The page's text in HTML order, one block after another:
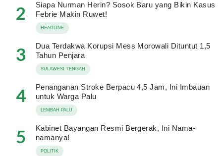
2
Siapa Nurman Herin? Sosok Baru yang Bikin Kasus
Febrie Makin Ruwet!
HEADLINE
3
Dua Terdakwa Korupsi Mess Morowali Dituntut 1,5
Tahun Penjara
SULAWESI TENGAH
4
Penanganan Stroke Berpacu 4,5 Jam, Ini Imbauan
untuk Warga Palu
LEMBAH PALU
5
Kabinet Bayangan Resmi Bergerak, Ini Nama-
namanya!
POLITIK